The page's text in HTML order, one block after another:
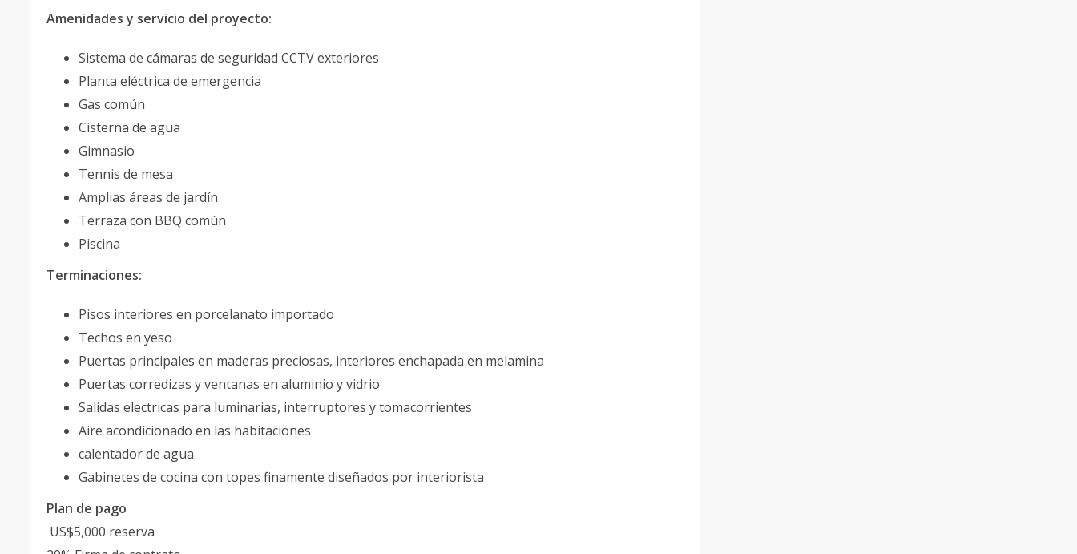
Amenidades y servicio del proyecto:
Sistema de cámaras de seguridad CCTV exteriores
Planta eléctrica de emergencia
Gas común
Cisterna de agua
Gimnasio
Tennis de mesa
Amplias áreas de jardín
Terraza con BBQ común
Piscina
Terminaciones:
Pisos interiores en porcelanato importado
Techos en yeso
Puertas principales en maderas preciosas, interiores enchapada en melamina
Puertas corredizas y ventanas en aluminio y vidrio
Salidas electricas para luminarias, interruptores y tomacorrientes
Aire acondicionado en las habitaciones
calentador de agua
Gabinetes de cocina con topes finamente diseñados por interiorista
Plan de pago
US$5,000 reserva